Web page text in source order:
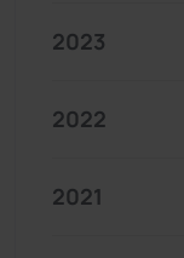
2023
2022
2021